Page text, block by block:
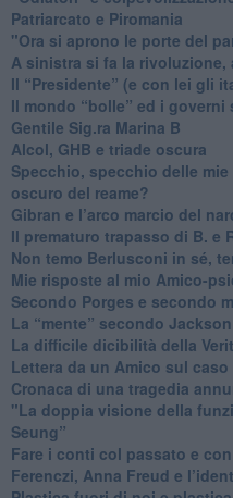
​Patriarcato e Piromania
"Ora si aprono le porte del
​A sinistra si fa la
​Il “Presidente” (e con lei gli
​Il mondo “bolle” ed i
​Gentile Sig.ra Marina B
​Alcol, GHB e triade oscura
​Specchio, specchio delle
oscuro del reame?
​Gibran e l’arco marcio del
​Il prematuro trapasso di B. e
​Non temo Berlusconi in sé,
​Mie risposte al mio Amico-
​Secondo Porges e secondo
​La “mente” secondo
La difficile dicibilità della
​Lettera da un Amico sul caso
​Cronaca di una tragedia
"​La doppia visione della
Seung”
​Fare i conti col passato e
​Ferenczi, Anna Freud e